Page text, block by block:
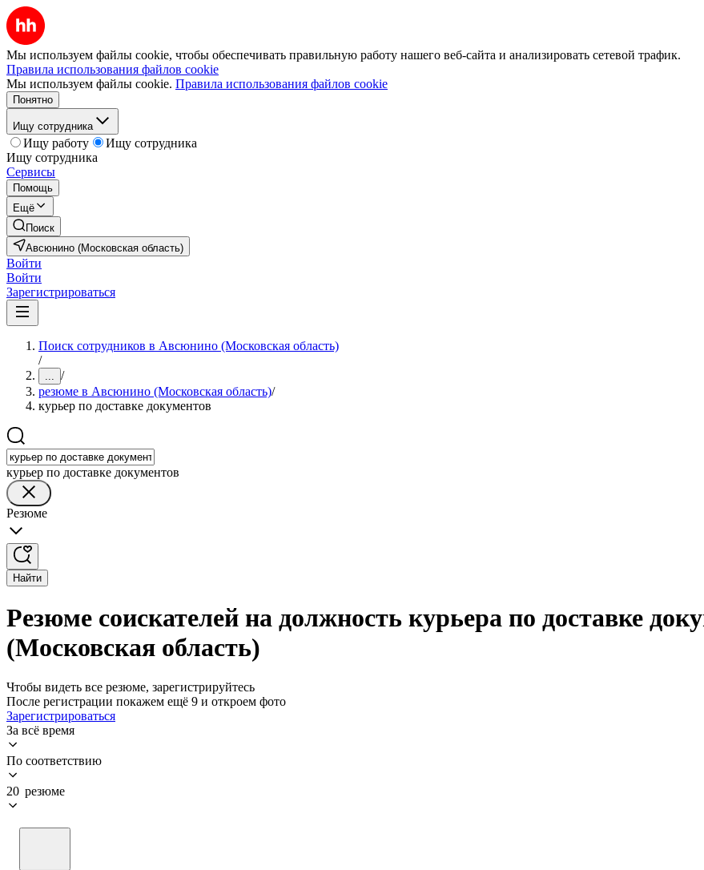
Мы используем файлы cookie, чтобы обеспечивать правильную работу нашего веб-сайта и анализировать сетевой трафик.
Правила использования файлов cookie
Мы используем файлы cookie. Правила использования файлов cookie
Понятно
Ищу сотрудника
Ищу работу
Ищу сотрудника
Ищу сотрудника
Сервисы
Помощь
Ещё
Поиск
Авсюнино (Московская область)
Войти
Войти
Зарегистрироваться
Поиск сотрудников в Авсюнино (Московская область)
/
... /
резюме в Авсюнино (Московская область)/
курьер по доставке документов
курьер по доставке документов
Резюме
Найти
Резюме соискателей на должность курьера по доставке
(Московская область)
Чтобы видеть все резюме, зарегистрируйтесь
После регистрации покажем ещё 9 и откроем фото
Зарегистрироваться
За всё время
По соответствию
20 резюме